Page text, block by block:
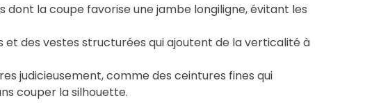
dont la coupe favorise une jambe longiligne, évitant les
et des vestes structurées qui ajoutent de la verticalité à
judicieusement, comme des ceintures fines qui
couper la silhouette.